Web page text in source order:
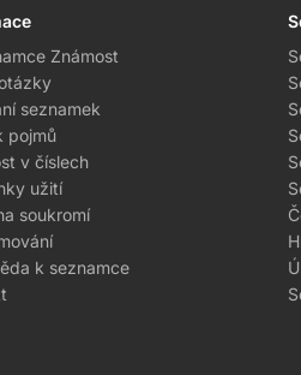
Známost
seznamek
pojmů
v číslech
užití
soukromí
k seznamce